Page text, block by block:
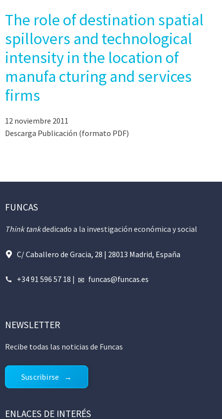
The role of destination spatial
spillovers and technological
intensity in the location of
manufa cturing and services
firms
12 noviembre 2011
Descarga Publicación (formato PDF)
FUNCAS
Think tankdedicado a la investigación económica y social
C/ Caballero de Gracia, 28 | 28013 Madrid, España
+34 91 596 57 18 | funcas@funcas.es
NEWSLETTER
Recibe todas las noticias de Funcas
Suscribirse
ENLACES DE INTERÉS